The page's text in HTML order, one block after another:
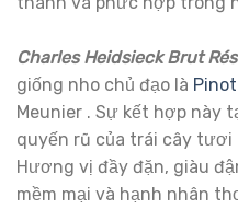
Charles Heidsieck Brut
giống nho chủ đạo là
Meunier . Sự kết hợp này
quyến rũ của trái cây tươi
Hương vị đầy đặn, giàu
mềm mại và hạnh nhân